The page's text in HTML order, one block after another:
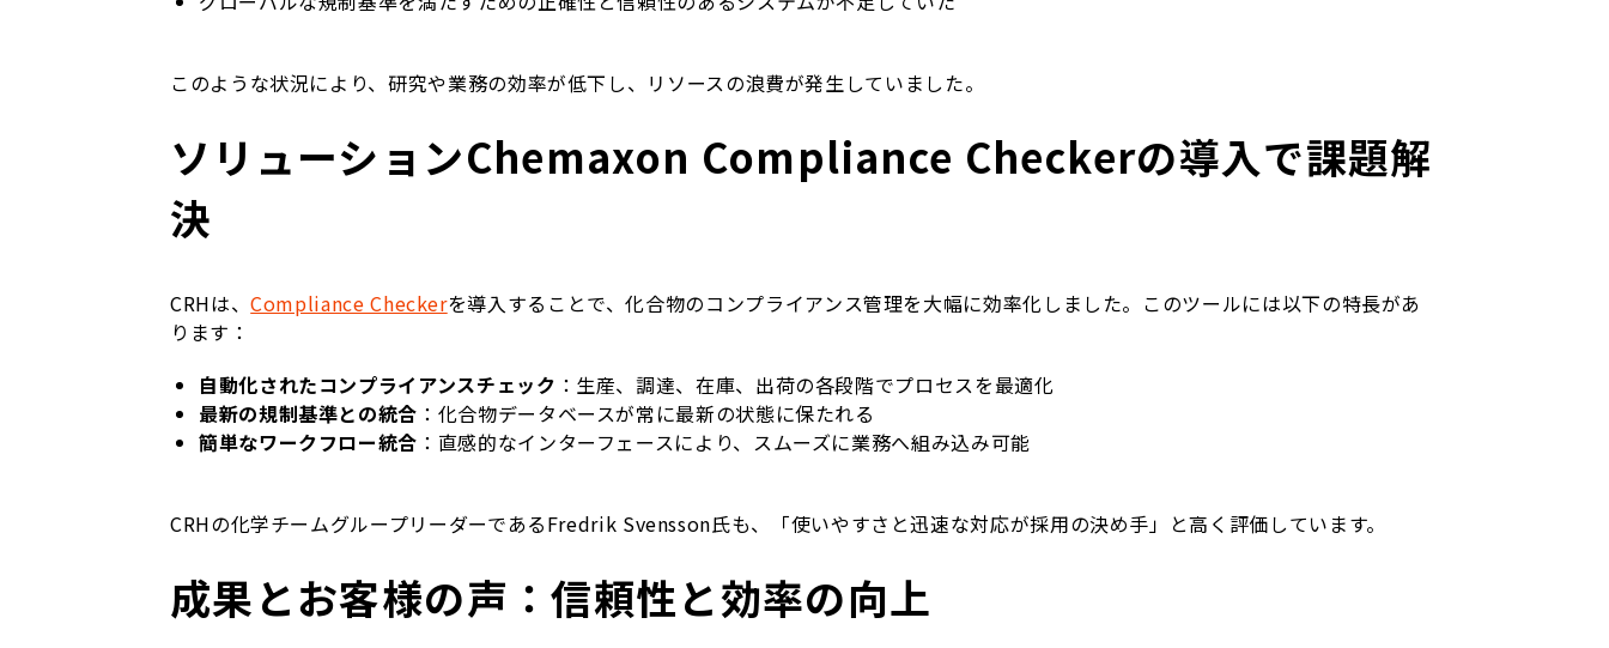
このような状況により、研究や業務の効率が低下し、リソースの浪費が発生していました。
ソリューションChemaxon Compliance Checkerの導入で課題解
決
CRHは、Compliance Checkerを導入することで、化合物のコンプライアンス管理を大幅に効率化しました。このツールには以下の特長があ
ります：
自動化されたコンプライアンスチェック ：生産、調達、在庫、出荷の各段階でプロセスを最適化
最新の規制基準との統合 ：化合物データベースが常に最新の状態に保たれる
簡単なワークフロー統合 ：直感的なインターフェースにより、スムーズに業務へ組み込み可能
CRHの化学チームグループリーダーであるFredrik Svensson氏も、「使いやすさと迅速な対応が採用の決め手」と高く評価しています。
成果とお客様の声：信頼性と効率の向上